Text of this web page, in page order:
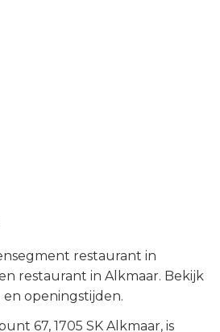
restaurant in
restaurant in Alkmaar. Bekijk
openingstijden.
67, 1705 SK Alkmaar, is